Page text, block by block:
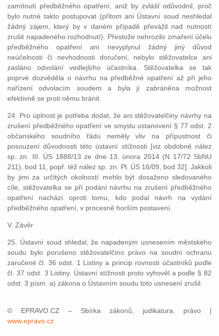
zamítnutí předběžného opatření, aniž by zvlášť odůvodnil, proč
bylo nutné takto postupovat (přitom ani Ústavní soud neshledal
žádný zájem, který by v daném případě převážil nad nutností
zrušit napadeného rozhodnutí). Přestože nehrozilo zmaření účelu
předběžného opatření ani nevyplynul žádný jiný důvod
neúčelnosti či nevhodnosti doručení, nebylo stěžovatelce ani
zasláno odvolání vedlejšího účastníka. Stěžovatelka se tak
poprvé dozvěděla o návrhu na předběžné opatření až při jeho
nařízení odvolacím soudem a byla jí zabráněna možnost
efektivně se proti němu bránit.
24. Pro úplnost je potřeba dodat, že ani stěžovatelčiny návrhy na
zrušení předběžného opatření ve smyslu ustanovení § 77 odst. 2
občanského soudního řádu neměly vliv na přípustnost či
posouzení důvodnosti této ústavní stížnosti [viz obdobně nález
sp. zn. III. ÚS 1888/13 ze dne 13. února 2014 (N 17/72 SbNU
211), bod 11, popř. též nález sp. zn. Pl. ÚS 16/09, bod 32]. Jakkoli
by jimi za určitých okolností mohlo být dosaženo sledovaného
cíle, stěžovatelka se při podání návrhu na zrušení předběžného
opatření nachází oproti tomu, kdo podal návrh na vydání
předběžného opatření, v procesně horším postavení.
V. Závěr
25. Ústavní soud shledal, že napadeným usnesením městského
soudu bylo porušeno stěžovatelčino právo na soudní ochranu
zaručené čl. 36 odst. 1 Listiny a princip rovnosti účastníků podle
čl. 37 odst. 3 Listiny. Ústavní stížnosti proto vyhověl a podle § 82
odst. 3 písm. a) zákona o Ústavním soudu toto usnesení zrušil.
© EPRAVO.CZ – Sbírka zákonů, judikatura, právo |
www.epravo.cz